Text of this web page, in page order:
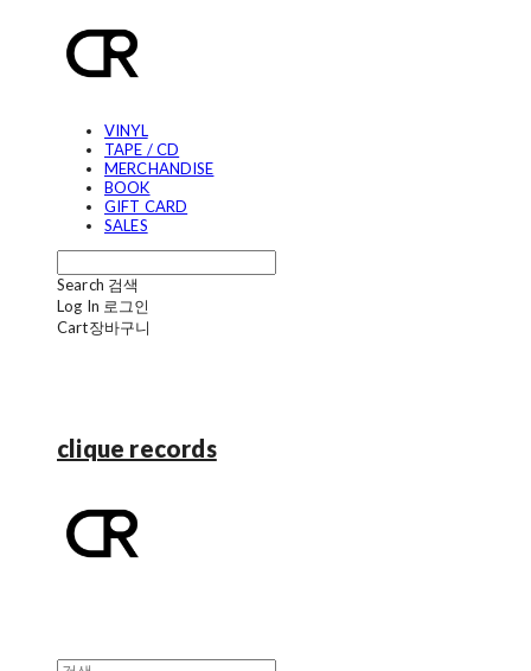
VINYL
TAPE / CD
MERCHANDISE
BOOK
GIFT CARD
SALES
Search 검색
Log In 로그인
Cart장바구니
clique records